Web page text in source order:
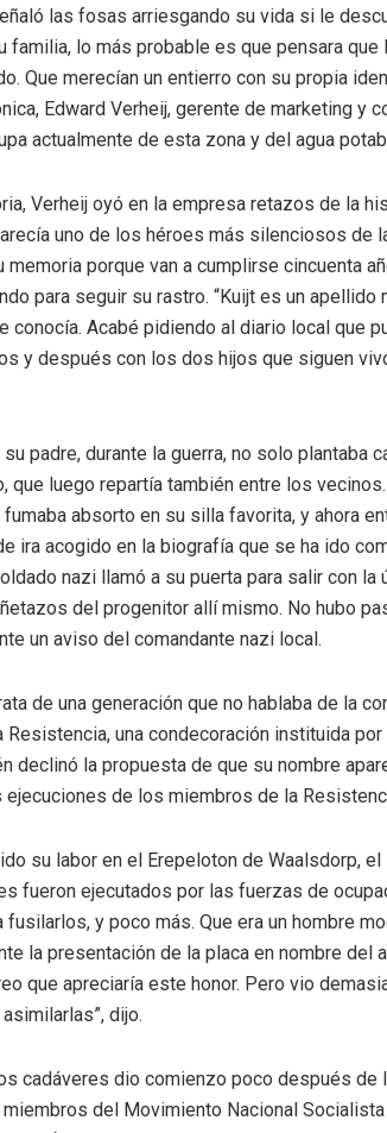
las fosas arriesgando su vida si le
familia, lo más probable es que pensara
Que merecían un entierro con su propia
Edward Verheij, gerente de marketing y
actualmente de esta zona y del agua
Verheij oyó en la empresa retazos de la
uno de los héroes más silenciosos de
memoria porque van a cumplirse cincuenta
para seguir su rastro. “Kuijt es un apellido
conocía. Acabé pidiendo al diario local que
y después con los dos hijos que siguen
padre, durante la guerra, no solo plantaba
que luego repartía también entre los
absorto en su silla favorita, y ahora
ira acogido en la biografía que se ha ido
nazi llamó a su puerta para salir con la
del progenitor allí mismo. No hubo
un aviso del comandante nazi local.
de una generación que no hablaba de la
Resistencia, una condecoración instituida
declinó la propuesta de que su nombre
de los miembros de la
su labor en el Erepeloton de Waalsdorp,
fueron ejecutados por las fuerzas de
fusilarlos, y poco más. Que era un hombre
la presentación de la placa en nombre del
que apreciaría este honor. Pero vio
dijo.
cadáveres dio comienzo poco después de
del Movimiento Nacional